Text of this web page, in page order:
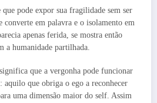
que pode expor sua fragilidade sem ser
em palavra e o isolamento em
apenas ferida, se mostra então
a humanidade partilhada.
que a vergonha pode funcionar
que obriga o ego a reconhecer
uma dimensão maior do self. Assim